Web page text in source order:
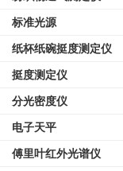
标准光源
纸杯纸碗挺度测定仪
挺度测定仪
分光密度仪
电子天平
傅里叶红外光谱仪